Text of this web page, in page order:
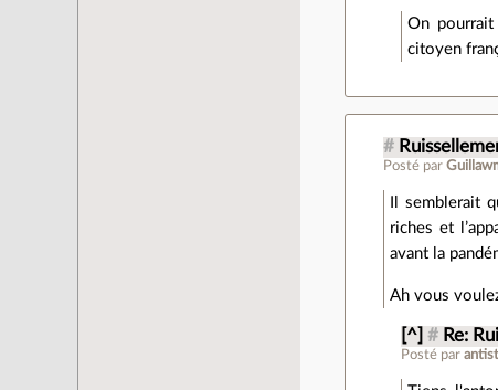
On
citoyen
#
Posté par
Il semblerait
riches et
avant la
Ah vous
[^] # Re:
Posté par